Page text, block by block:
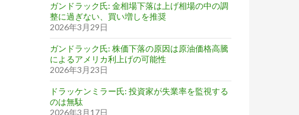
ガンドラック氏: 金相場下落は上げ相場の中の調
整に過ぎない、買い増しを推奨
2026年3月29日
ガンドラック氏: 株価下落の原因は原油価格高騰
によるアメリカ利上げの可能性
2026年3月23日
ドラッケンミラー氏: 投資家が失業率を監視する
のは無駄
2026年3月17日